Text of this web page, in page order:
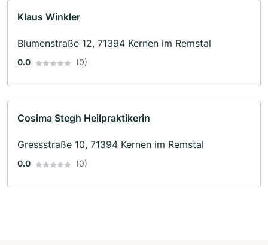
Klaus Winkler
Blumenstraße 12, 71394 Kernen im Remstal
0.0 (0)
Cosima Stegh Heilpraktikerin
Gressstraße 10, 71394 Kernen im Remstal
0.0 (0)